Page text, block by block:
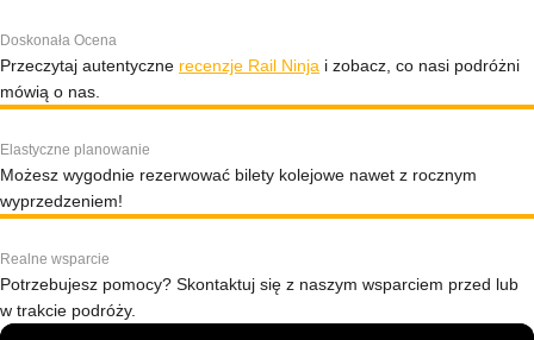
Doskonała Ocena
Przeczytaj autentyczne recenzje Rail Ninja i zobacz, co nasi podróżni
mówią o nas.
Elastyczne planowanie
Możesz wygodnie rezerwować bilety kolejowe nawet z rocznym
wyprzedzeniem!
Realne wsparcie
Potrzebujesz pomocy? Skontaktuj się z naszym wsparciem przed lub
w trakcie podróży.